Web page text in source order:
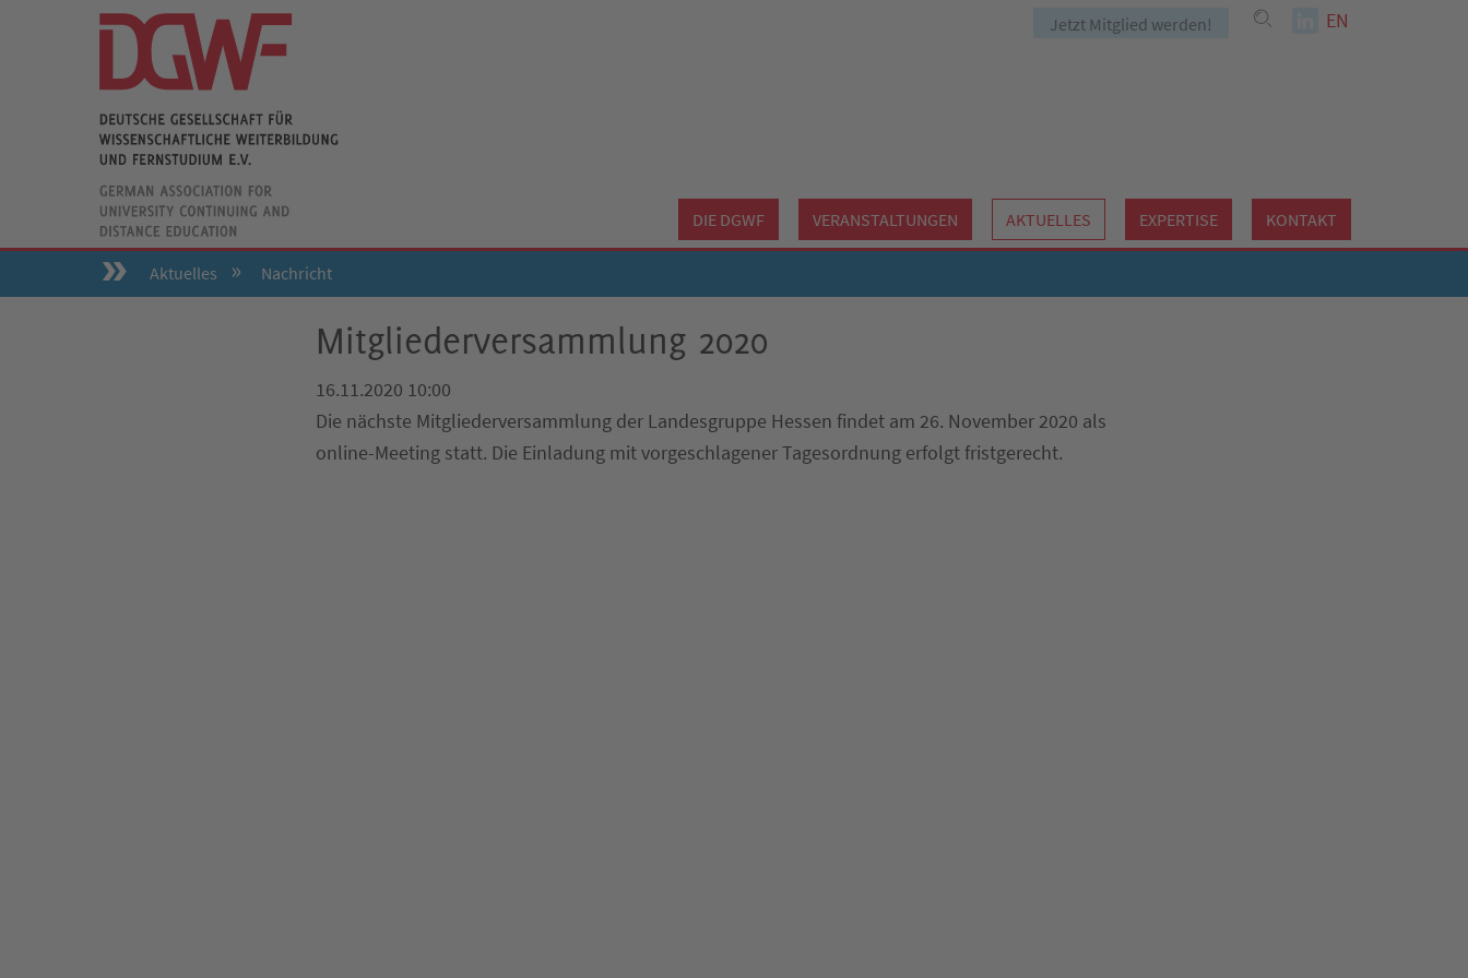
Jetzt Mitglied werden! EN
DIE DGWF VERANSTALTUNGEN AKTUELLES EXPERTISE KONTAKT
Aktuelles Nachricht
Mitgliederversammlung 2020
16.11.2020 10:00
Die nächste Mitgliederversammlung der Landesgruppe Hessen findet am 26. November 2020 als
online-Meeting statt. Die Einladung mit vorgeschlagener Tagesordnung erfolgt fristgerecht.